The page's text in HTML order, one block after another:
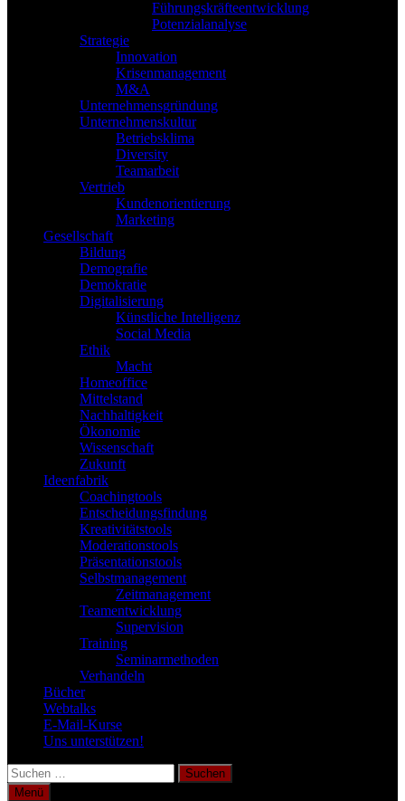
Führungskräfteentwicklung
Potenzialanalyse
Strategie
Innovation
Krisenmanagement
M&A
Unternehmensgründung
Unternehmenskultur
Betriebsklima
Diversity
Teamarbeit
Vertrieb
Kundenorientierung
Marketing
Gesellschaft
Bildung
Demografie
Demokratie
Digitalisierung
Künstliche Intelligenz
Social Media
Ethik
Macht
Homeoffice
Mittelstand
Nachhaltigkeit
Ökonomie
Wissenschaft
Zukunft
Ideenfabrik
Coachingtools
Entscheidungsfindung
Kreativitätstools
Moderationstools
Präsentationstools
Selbstmanagement
Zeitmanagement
Teamentwicklung
Supervision
Training
Seminarmethoden
Verhandeln
Bücher
Webtalks
E-Mail-Kurse
Uns unterstützen!
Suchen
nach:
Menü